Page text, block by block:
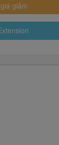
giảm